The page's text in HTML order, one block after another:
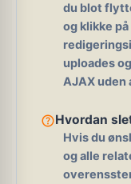
du blot
og klikke
uploades
AJAX
help_outlineHvordan
Hvis du
og alle